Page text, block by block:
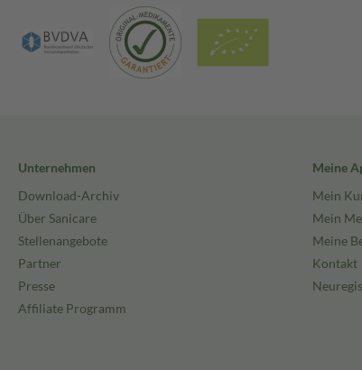
Unternehmen
Download-Archiv
Über Sanicare
Stellenangebote
Partner
Presse
Affiliate Programm
Meine
Mein
Mein
Meine
Kontakt